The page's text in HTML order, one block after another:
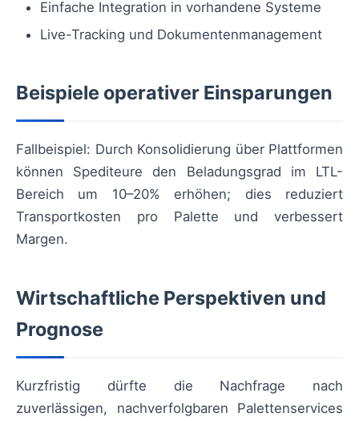
Einfache Integration in vorhandene Systeme
Live-Tracking und Dokumentenmanagement
Beispiele operativer Einsparungen
Fallbeispiel: Durch Konsolidierung über Plattformen
können Spediteure den Beladungsgrad im LTL-
Bereich um 10–20% erhöhen; dies reduziert
Transportkosten pro Palette und verbessert
Margen.
Wirtschaftliche Perspektiven und
Prognose
Kurzfristig dürfte die Nachfrage nach
zuverlässigen, nachverfolgbaren Palettenservices